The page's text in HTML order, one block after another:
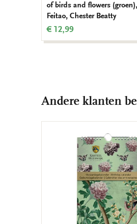
of birds and flowers
Feitao, Chester Beatty
€ 12,99
Andere klanten